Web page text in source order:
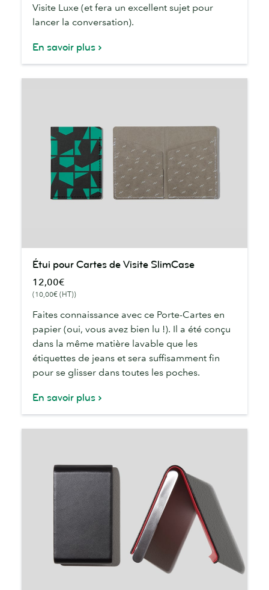
Visite Luxe (et fera un excellent sujet pour
lancer la conversation).
En savoir plus
pour
Cartes
Visite
SlimCase
Étui pour Cartes de Visite SlimCase
12,00€
(10,00€ (HT))
Faites connaissance avec ce Porte-Cartes en
papier (oui, vous avez bien lu !). Il a été conçu
dans la même matière lavable que les
étiquettes de jeans et sera suffisamment fin
pour se glisser dans toutes les poches.
En savoir plus